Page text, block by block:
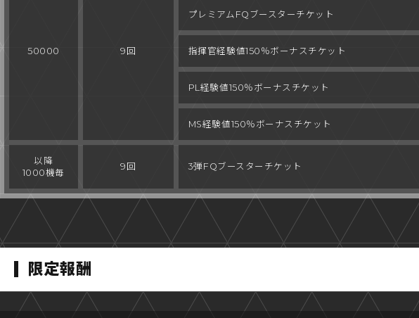
50000 9回
プレミアム FQブースターチケット
指揮官経験値150％ボーナスチケット
PL経験値150％ボーナスチケット
MS経験値150％ボーナスチケット
以降
1000機毎
9回 3弾FQブースターチケット
限定報酬